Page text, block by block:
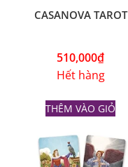
CASANOVA TAROT
510,000₫
Hết hàng
THÊM VÀO GIỎ